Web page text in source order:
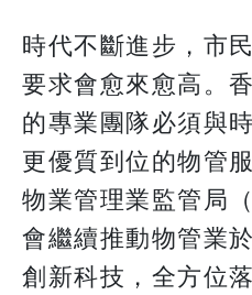
時代不斷進步，市
要求會愈來愈高。
的專業團隊必須與
更優質到位的物管服
物業管理業監管局
會繼續推動物管業
創新科技，全方位